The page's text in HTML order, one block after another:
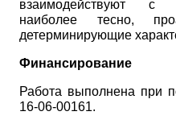
взаимодействуют с
наиболее тесно,
детерминирующие
Финансирование
Работа выполнена при
16-06-00161.